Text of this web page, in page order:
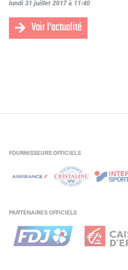
lundi 31 juillet 2017 à 11:40
Voir l'actualité
FOURNISSEURS OFFICIELS
PARTENAIRES OFFICIELS